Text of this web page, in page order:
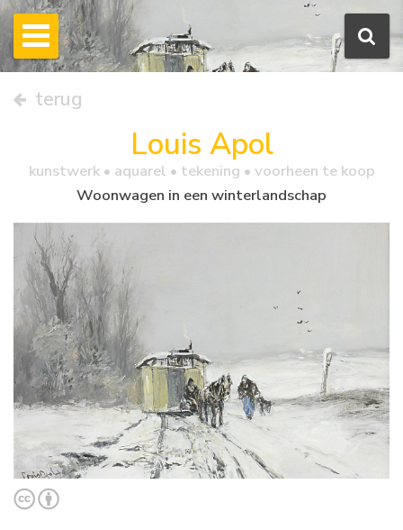
terug
Louis Apol
kunstwerk • aquarel • tekening • voorheen te koop
Woonwagen in een winterlandschap